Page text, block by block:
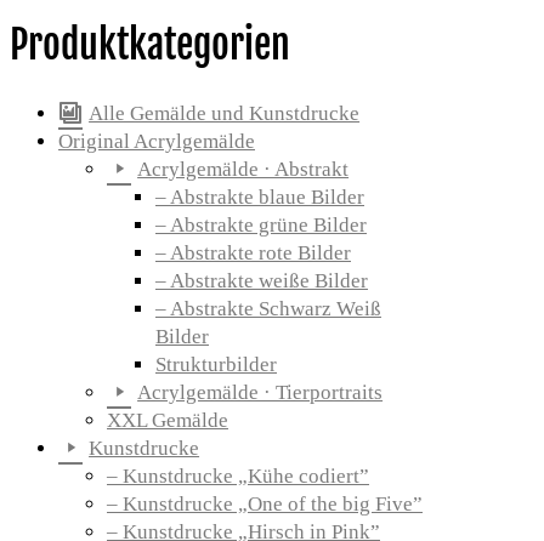
Produktkategorien
Alle Gemälde und Kunstdrucke
Original Acrylgemälde
Acrylgemälde · Abstrakt
– Abstrakte blaue Bilder
– Abstrakte grüne Bilder
– Abstrakte rote Bilder
– Abstrakte weiße Bilder
– Abstrakte Schwarz Weiß
Bilder
Strukturbilder
Acrylgemälde · Tierportraits
XXL Gemälde
Kunstdrucke
– Kunstdrucke „Kühe codiert”
– Kunstdrucke „One of the big Five”
– Kunstdrucke „Hirsch in Pink”